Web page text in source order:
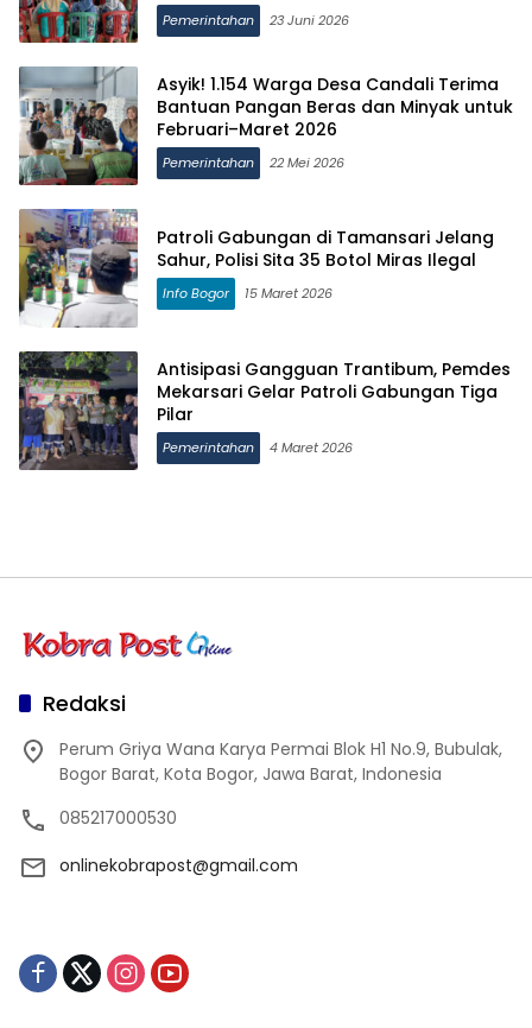
Pemerintahan 23 Juni 2026
Asyik! 1.154 Warga Desa Candali Terima
Bantuan Pangan Beras dan Minyak untuk
Februari–Maret 2026
Pemerintahan 22 Mei 2026
Patroli Gabungan di Tamansari Jelang
Sahur, Polisi Sita 35 Botol Miras Ilegal
Info Bogor 15 Maret 2026
Antisipasi Gangguan Trantibum, Pemdes
Mekarsari Gelar Patroli Gabungan Tiga
Pilar
Pemerintahan 4 Maret 2026
Redaksi
Perum Griya Wana Karya Permai Blok H1 No.9, Bubulak,
Bogor Barat, Kota Bogor, Jawa Barat, Indonesia
085217000530
onlinekobrapost@gmail.com